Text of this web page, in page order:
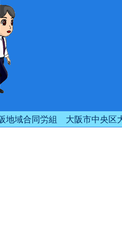
地域合同労組 大阪市中央区